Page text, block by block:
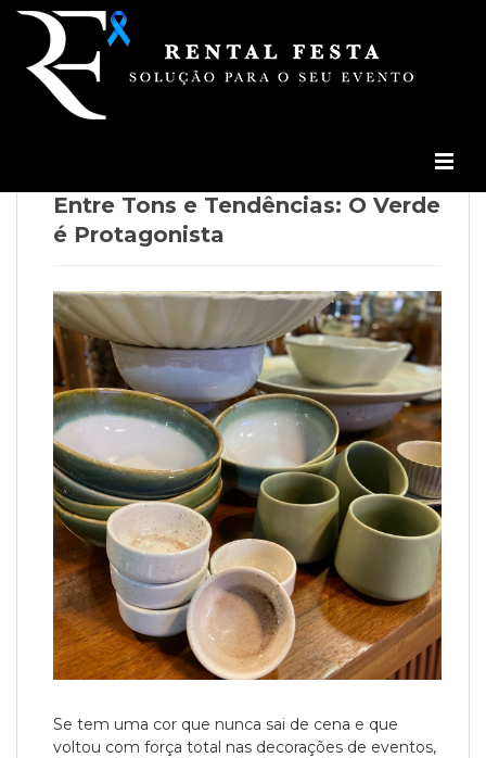
/Blog /
Entre Tons e Tendências: O Verde é
Protagonista
Entre Tons e Tendências: O Verde
é Protagonista
Se tem uma cor que nunca sai de cena e que
voltou com força total nas decorações de eventos,